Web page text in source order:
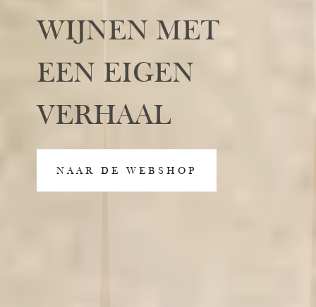
WIJNEN MET
EEN EIGEN
VERHAAL
NAAR DE WEBSHOP